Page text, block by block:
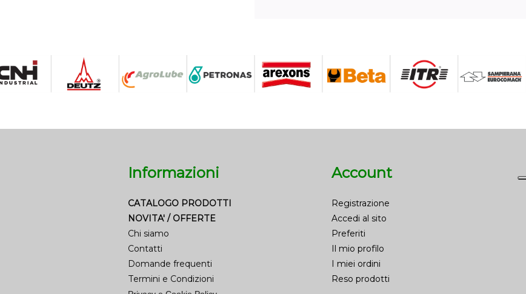
Informazioni
CATALOGO PRODOTTI
NOVITA' / OFFERTE
Chi siamo
Contatti
Domande frequenti
Termini e Condizioni
Account
Registrazione
Accedi al sito
Preferiti
Il mio profilo
I miei ordini
Reso prodotti